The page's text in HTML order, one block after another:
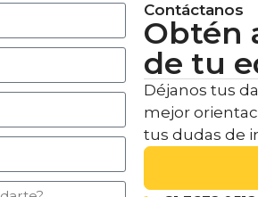
Contáctanos
Obtén
de tu
Déjanos tus
mejor
tus dudas de